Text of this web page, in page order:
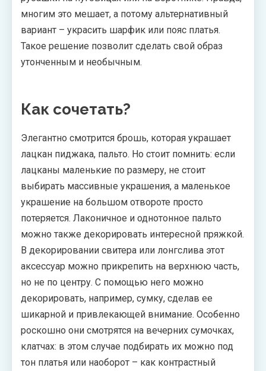
многим это мешает, а потому альтернативный
вариант – украсить шарфик или пояс платья.
Такое решение позволит сделать свой образ
утонченным и необычным.
Как сочетать?
Элегантно смотрится брошь, которая украшает
лацкан пиджака, пальто. Но стоит помнить: если
лацканы маленькие по размеру, не стоит
выбирать массивные украшения, а маленькое
украшение на большом отвороте просто
потеряется. Лаконичное и однотонное пальто
можно также декорировать интересной пряжкой.
В декорировании свитера или лонгслива этот
аксессуар можно прикрепить на верхнюю часть,
но не по центру. С помощью него можно
декорировать, например, сумку, сделав ее
шикарной и привлекающей внимание. Особенно
роскошно они смотрятся на вечерних сумочках,
клатчах: в этом случае подбирать их можно под
тон платья или наоборот – как контрастный